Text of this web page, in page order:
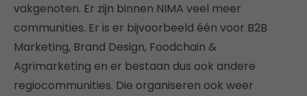
vakgenoten. Er zijn binnen NIMA veel meer
communities. Er is er bijvoorbeeld één voor B2B
Marketing, Brand Design, Foodchain &
Agrimarketing en er bestaan dus ook andere
regiocommunities. Die organiseren ook weer